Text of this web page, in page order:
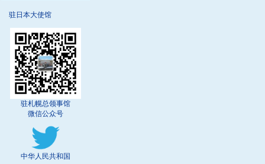
关于启用“中国领事”APP
补领婚姻登记证件预约功
能的通知
驻札幌总领馆提醒中国公
民注意户外活动安全
驻日本大使馆
驻札幌总领事馆
微信公众号
中华人民共和国